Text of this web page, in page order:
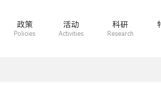
政策
Policies
活动
Activities
科研
Research